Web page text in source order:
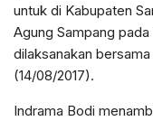
untuk di Kabupaten
Agung Sampang pada
dilaksanakan
(14/08/2017).
Indrama Bodi